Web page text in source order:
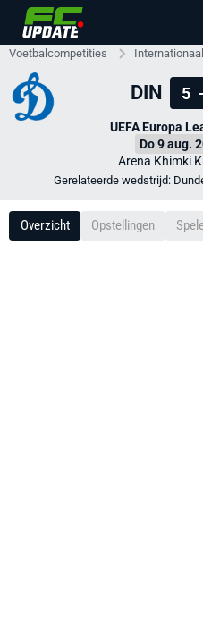
Voetbalcompetities Internationaal
DIN 5 -
UEFA Europa
Do 9 aug.
Arena Khimki
Gerelateerde wedstrijd:
Overzicht Opstellingen